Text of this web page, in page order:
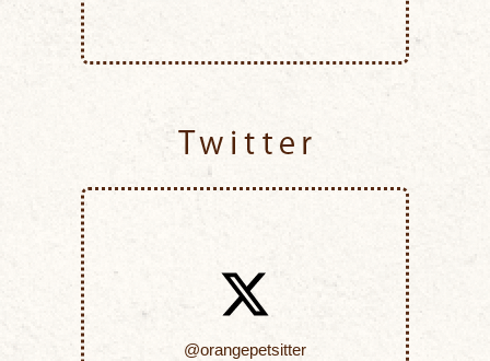
@orangepetsitter